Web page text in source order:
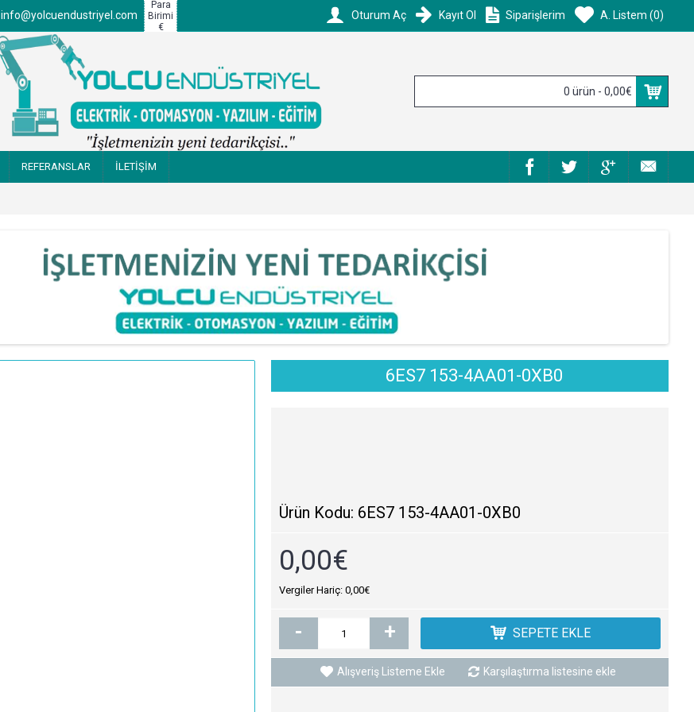
info@yolcuendustriyel.com
Para
Birimi
€
Oturum Aç Kayıt Ol Siparişlerim A. Listem (0)
0 ürün - 0,00€
REFERANSLAR İLETİŞİM
6ES7 153-4AA01-0XB0
Ürün Kodu: 6ES7 153-4AA01-0XB0
0,00€
Vergiler Hariç: 0,00€
- + SEPETE EKLE
Alışveriş Listeme Ekle Karşılaştırma listesine ekle